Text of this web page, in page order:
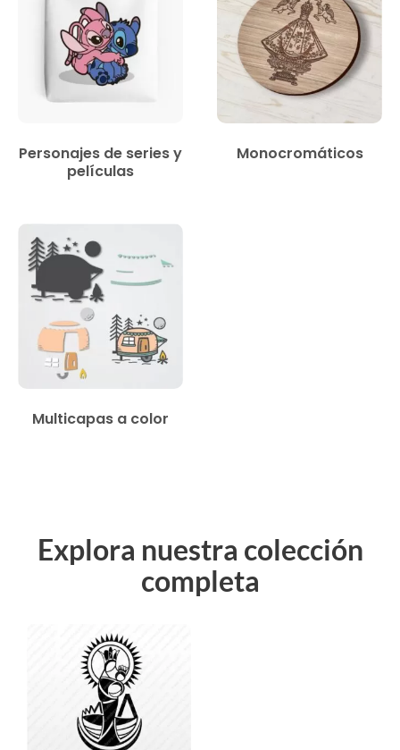
Personajes de series y
películas
Monocromáticos
Multicapas a color
Explora nuestra colección
completa